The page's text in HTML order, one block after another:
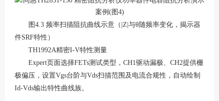
图 4.3 频率扫描阻抗曲线示意（|Z|与θ随频率变化，揭示器
件SRF特性）
TH1992A精密I-V特性测量
Expert页面选择FETs测试类型，CH1驱动漏极、CH2提供栅
极偏压，设置Vgs台阶与Vds扫描范围及电流合规性，自动绘制
Id-Vds输出特性曲线族。